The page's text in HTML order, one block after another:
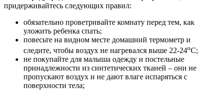
придерживайтесь следующих правил:
обязательно проветривайте комнату перед тем, как
уложить ребенка спать;
повесьте на видном месте домашний термометр и
следите, чтобы воздух не нагревался выше 22-24оС;
не покупайте для малыша одежду и постельные
принадлежности из синтетических тканей – они не
пропускают воздух и не дают влаге испаряться с
поверхности тела;